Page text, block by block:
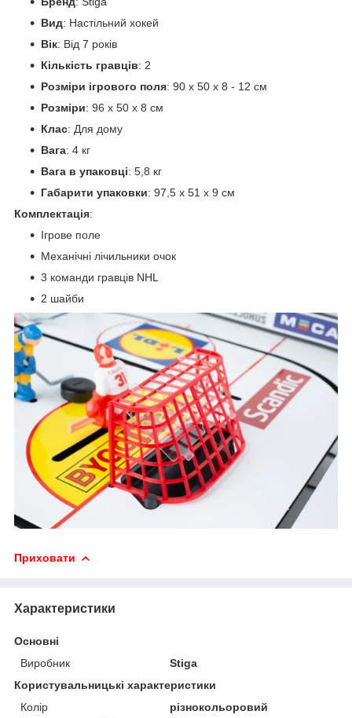
Вид: Настільний хокей
Вік: Від 7 років
Кількість гравців: 2
Розміри ігрового поля: 90 х 50 х 8 - 12 см
Розміри: 96 х 50 х 8 см
Клас: Для дому
Вага: 4 кг
Вага в упаковці: 5,8 кг
Габарити упаковки: 97,5 х 51 х 9 см
Комплектація:
Ігрове поле
Механічні лічильники очок
3 команди гравців NHL
2 шайби
Приховати
Характеристики
Основні
Виробник
Stiga
Користувальницькі характеристики
Колір
різнокольоровий